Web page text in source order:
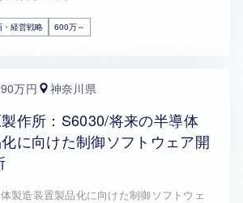
・経営戦略 600万～
万円 神奈川県
作所：S6030/将来の半導体
に向けた制御ソフトウェア開
製造装置製品化に向けた制御ソフトウェ